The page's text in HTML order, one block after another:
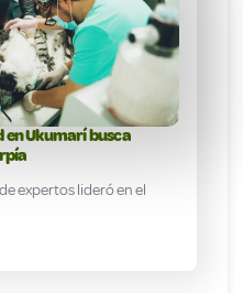
Ukumarí busca
expertos lideró en el